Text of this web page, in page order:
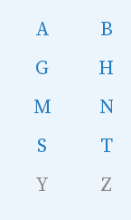
A B
G
H
M
N
S
T
Y
Z